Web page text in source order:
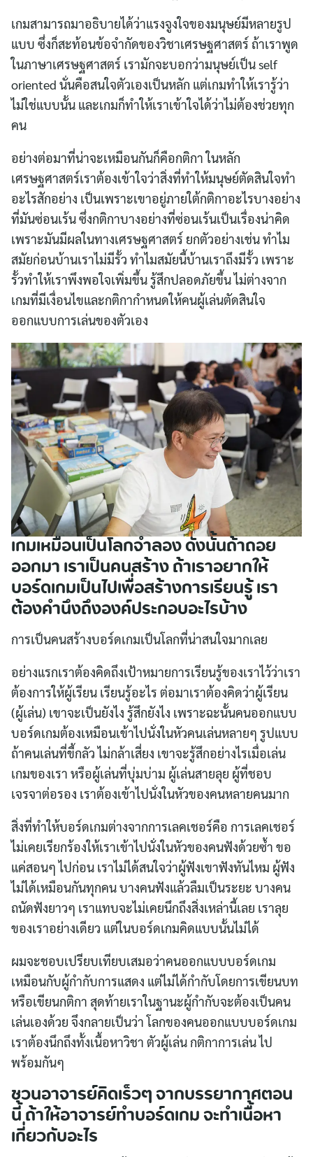
เกมสามารถมาอธิบายได้ว่าแรงจูงใจของมนุษย์มีหลายรูป
แบบ ซึ่งก็สะท้อนข้อจำกัดของวิชาเศรษฐศาสตร์ ถ้าเราพูด
ในภาษาเศรษฐศาสตร์ เรามักจะบอกว่ามนุษย์เป็น self
oriented นั่นคือสนใจตัวเองเป็นหลัก แต่เกมทำให้เรารู้ว่า
ไม่ใช่แบบนั้น และเกมก็ทำให้เราเข้าใจได้ว่าไม่ต้องช่วยทุก
คน
อย่างต่อมาที่น่าจะเหมือนกันก็คือกติกา ในหลัก
เศรษฐศาสตร์เราต้องเข้าใจว่าสิ่งที่ทำให้มนุษย์ตัดสินใจทำ
อะไรสักอย่าง เป็นเพราะเขาอยู่ภายใต้กติกาอะไรบางอย่าง
ที่มันซ่อนเร้น ซึ่งกติกาบางอย่างที่ซ่อนเร้นเป็นเรื่องน่าคิด
เพราะมันมีผลในทางเศรษฐศาสตร์ ยกตัวอย่างเช่น ทำไม
สมัยก่อนบ้านเราไม่มีรั้ว ทำไมสมัยนี้บ้านเราถึงมีรั้ว เพราะ
รั้วทำให้เราพึงพอใจเพิ่มขึ้น รู้สึกปลอดภัยขึ้น ไม่ต่างจาก
เกมที่มีเงื่อนไขและกติกากำหนดให้คนผู้เล่นตัดสินใจ
ออกแบบการเล่นของตัวเอง
เกมเหมือนเป็นโลกจำลอง ดังนั้นถ้าถอย
ออกมา เราเป็นคนสร้าง ถ้าเราอยากให้
บอร์ดเกมเป็นไปเพื่อสร้างการเรียนรู้ เรา
ต้องคำนึงถึงองค์ประกอบอะไรบ้าง
การเป็นคนสร้างบอร์ดเกมเป็นโลกที่น่าสนใจมากเลย
อย่างแรกเราต้องคิดถึงเป้าหมายการเรียนรู้ของเราไว้ว่าเรา
ต้องการให้ผู้เรียน เรียนรู้อะไร ต่อมาเราต้องคิดว่าผู้เรียน
(ผู้เล่น) เขาจะเป็นยังไง รู้สึกยังไง เพราะฉะนั้นคนออกแบบ
บอร์ดเกมต้องเหมือนเข้าไปนั่งในหัวคนเล่นหลายๆ รูปแบบ
ถ้าคนเล่นที่ขี้กลัว ไม่กล้าเสี่ยง เขาจะรู้สึกอย่างไรเมื่อเล่น
เกมของเรา หรือผู้เล่นที่บุ่มบ่าม ผู้เล่นสายลุย ผู้ที่ชอบ
เจรจาต่อรอง เราต้องเข้าไปนั่งในหัวของคนหลายคนมาก
สิ่งที่ทำให้บอร์ดเกมต่างจากการเลคเชอร์คือ การเลคเชอร์
ไม่เคยเรียกร้องให้เราเข้าไปนั่งในหัวของคนฟังด้วยซ้ำ ขอ
แค่สอนๆ ไปก่อน เราไม่ได้สนใจว่าผู้ฟังเขาฟังทันไหม ผู้ฟัง
ไม่ได้เหมือนกันทุกคน บางคนฟังแล้วลืมเป็นระยะ บางคน
ถนัดฟังยาวๆ เราแทบจะไม่เคยนึกถึงสิ่งเหล่านี้เลย เราลุย
ของเราอย่างเดียว แต่ในบอร์ดเกมคิดแบบนั้นไม่ได้
ผมจะชอบเปรียบเทียบเสมอว่าคนออกแบบบอร์ดเกม
เหมือนกับผู้กำกับการแสดง แต่ไม่ได้กำกับโดยการเขียนบท
หรือเขียนกติกา สุดท้ายเราในฐานะผู้กำกับจะต้องเป็นคน
เล่นเองด้วย จึงกลายเป็นว่า โลกของคนออกแบบบอร์ดเกม
เราต้องนึกถึงทั้งเนื้อหาวิชา ตัวผู้เล่น กติกาการเล่น ไป
พร้อมกันๆ
ชวนอาจารย์คิดเร็วๆ จากบรรยากาศตอน
นี้ ถ้าให้อาจารย์ทำบอร์ดเกม จะทำเนื้อหา
เกี่ยวกับอะไร